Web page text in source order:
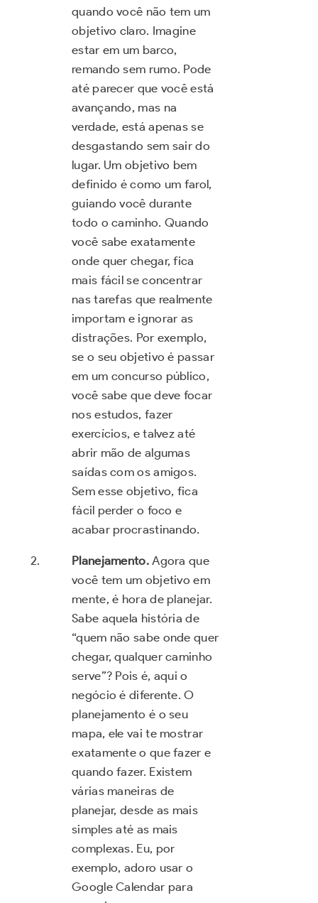
quando você não tem um
objetivo claro. Imagine
estar em um barco,
remando sem rumo. Pode
até parecer que você está
avançando, mas na
verdade, está apenas se
desgastando sem sair do
lugar. Um objetivo bem
definido é como um farol,
guiando você durante
todo o caminho. Quando
você sabe exatamente
onde quer chegar, fica
mais fácil se concentrar
nas tarefas que realmente
importam e ignorar as
distrações. Por exemplo,
se o seu objetivo é passar
em um concurso público,
você sabe que deve focar
nos estudos, fazer
exercícios, e talvez até
abrir mão de algumas
saídas com os amigos.
Sem esse objetivo, fica
fácil perder o foco e
acabar procrastinando.
Planejamento.Agora que
você tem um objetivo em
mente, é hora de planejar.
Sabe aquela história de
“quem não sabe onde quer
chegar, qualquer caminho
serve”? Pois é, aqui o
negócio é diferente. O
planejamento é o seu
mapa, ele vai te mostrar
exatamente o que fazer e
quando fazer. Existem
várias maneiras de
planejar, desde as mais
simples até as mais
complexas. Eu, por
exemplo, adoro usar o
Google Calendar para